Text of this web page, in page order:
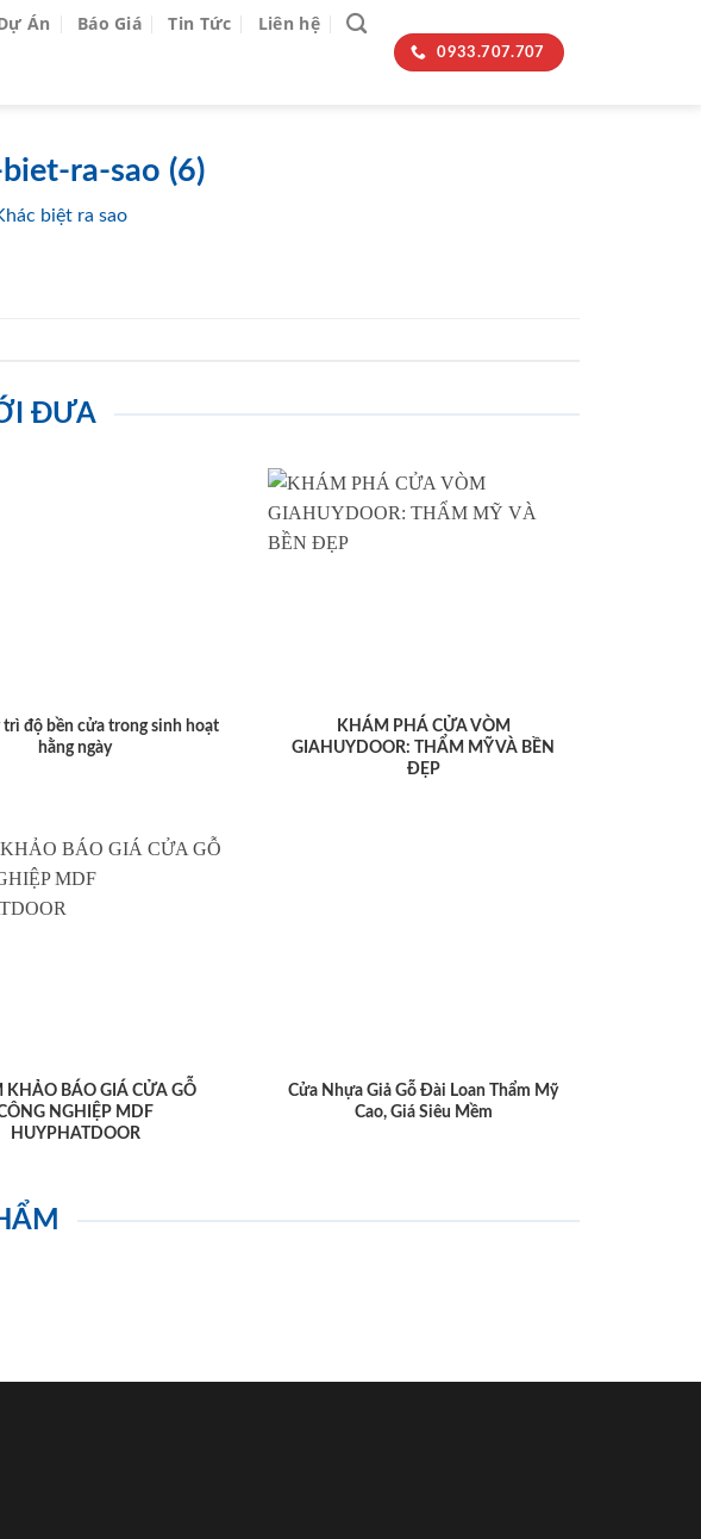
Án Báo Giá Tin Tức Liên hệ
0933.707.707
ra-sao (6)
biệt ra sao
ĐƯA
trì độ bền cửa trong sinh hoạt
hằng ngày
KHÁM PHÁ CỬA VÒM
GIAHUYDOOR: THẨM MỸ VÀ BỀN
ĐẸP
KHẢO BÁO GIÁ CỬA GỖ
NGHIỆP MDF
HUYPHATDOOR
Cửa Nhựa Giả Gỗ Đài Loan Thẩm Mỹ
Cao, Giá Siêu Mềm